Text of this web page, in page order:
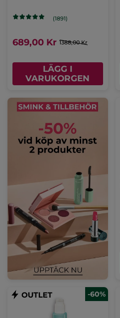
(1891)
689,00 Kr 1388,00 Kr
LÄGG I
VARUKORGEN
-60%